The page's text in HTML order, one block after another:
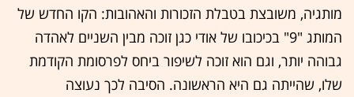
מותגיה, משובצת בטבלת הזכורות והאהובות: הקו החדש של
המותג "9" בכיכובו של אודי כגן זוכה מבין השניים לאהדה
גבוהה יותר, וגם הוא זוכה לשיפור ביחס לפרסומת הקודמת
שלו, שהייתה גם היא הראשונה. הסיבה לכך נעוצה